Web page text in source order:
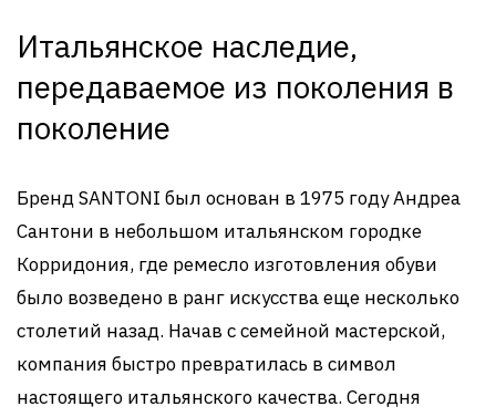
Итальянское наследие,
передаваемое из поколения в
поколение
Бренд SANTONI был основан в 1975 году Андреа
Сантони в небольшом итальянском городке
Корридония, где ремесло изготовления обуви
было возведено в ранг искусства еще несколько
столетий назад. Начав с семейной мастерской,
компания быстро превратилась в символ
настоящего итальянского качества. Сегодня